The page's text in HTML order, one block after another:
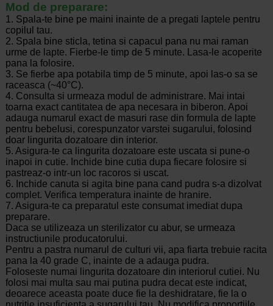
Mod de preparare:
1. Spala-te bine pe maini inainte de a pregati laptele pentru
copilul tau.
2. Spala bine sticla, tetina si capacul pana nu mai raman
urme de lapte. Fierbe-le timp de 5 minute. Lasa-le acoperite
pana la folosire.
3. Se fierbe apa potabila timp de 5 minute, apoi las-o sa se
raceasca (~40°C).
4. Consulta si urmeaza modul de administrare. Mai intai
toarna exact cantitatea de apa necesara in biberon. Apoi
adauga numarul exact de masuri rase din formula de lapte
pentru bebelusi, corespunzator varstei sugarului, folosind
doar lingurita dozatoare din interior.
5. Asigura-te ca lingurita dozatoare este uscata si pune-o
inapoi in cutie. Inchide bine cutia dupa fiecare folosire si
pastreaz-o intr-un loc racoros si uscat.
6. Inchide canuta si agita bine pana cand pudra s-a dizolvat
complet. Verifica temperatura inainte de hranire.
7. Asigura-te ca preparatul este consumat imediat dupa
preparare.
Daca se utilizeaza un sterilizator cu abur, se urmeaza
instructiunile producatorului.
Pentru a pastra numarul de culturi vii, apa fiarta trebuie racita
pana la 40 grade C, inainte de a adauga pudra.
Foloseste numai lingurita dozatoare din interiorul cutiei. Nu
folosi mai multa sau mai putina pudra decat este indicat,
deoarece aceasta poate duce fie la deshidratare, fie la o